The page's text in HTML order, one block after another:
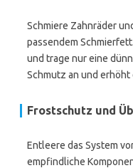
Schmiere Zahnräder
passendem
und trage nur eine
Schmutz an und erhöht
Frostschutz und
Entleere das System
empfindliche